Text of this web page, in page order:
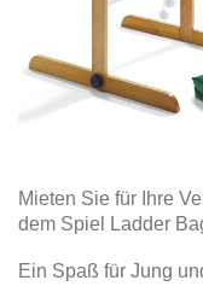
Mieten Sie für Ihre
dem Spiel Ladder
Ein Spaß für Jung